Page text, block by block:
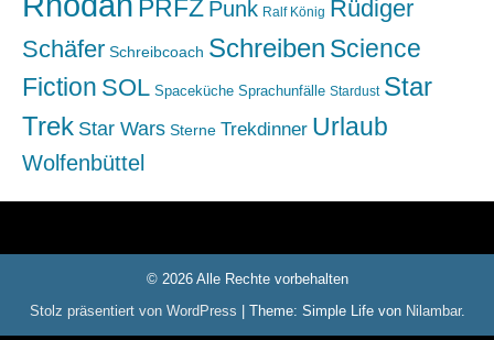
PRFZ Punk Ralf König Rüdiger
Schäfer Schreibcoach Schreiben Science
Fiction SOL Spaceküche Sprachunfälle Stardust Star
Trek Star Wars Sterne Trekdinner Urlaub
Wolfenbüttel
© 2026 Alle Rechte vorbehalten
Stolz präsentiert von WordPress
Theme: Simple Life von Nilambar.